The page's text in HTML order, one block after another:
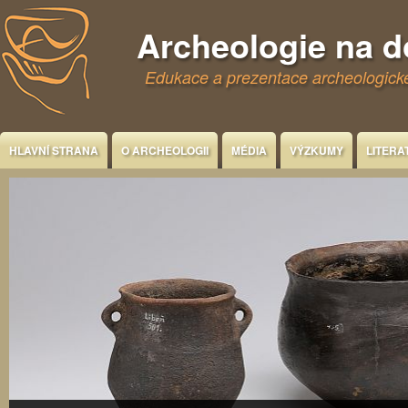
Jump to Content
Archeologie na
Edukace a prezentace
HLAVNÍ STRANA O ARCHEOLOGII MÉDIA VÝZKUMY